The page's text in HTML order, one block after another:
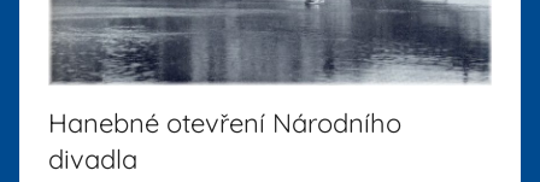
Hanebné otevření Národního
divadla